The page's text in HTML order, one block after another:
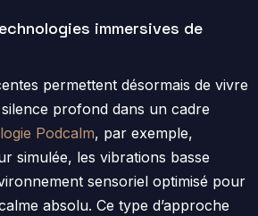
immersives de
permettent désormais de vivre
profond dans un cadre
Podcalm, par exemple,
simulée, les vibrations basse
sensoriel optimisé pour
absolu. Ce type d’approche